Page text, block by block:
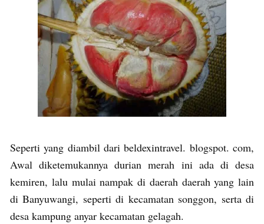
Seperti yang diambil dari beldexintravel. blogspot. com,
Awal diketemukannya durian merah ini ada di desa
kemiren, lalu mulai nampak di daerah daerah yang lain
di Banyuwangi, seperti di kecamatan songgon, serta di
desa kampung anyar kecamatan gelagah.